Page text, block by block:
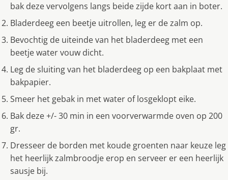
bak deze vervolgens langs beide zijde kort aan in boter.
Bladerdeeg een beetje uitrollen, leg er de zalm op.
Bevochtig de uiteinde van het bladerdeeg met een
beetje water vouw dicht.
Leg de sluiting van het bladerdeeg op een bakplaat met
bakpapier.
Smeer het gebak in met water of losgeklopt eike.
Bak deze +/- 30 min in een voorverwarmde oven op 200
gr.
Dresseer de borden met koude groenten naar keuze leg
het heerlijk zalmbroodje erop en serveer er een heerlijk
sausje bij.